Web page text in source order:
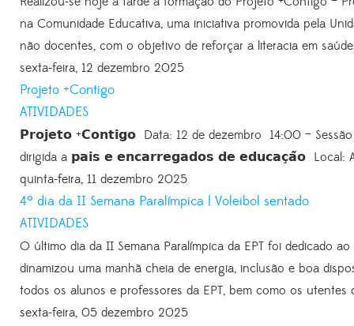
na Comunidade Educativa, uma iniciativa promovida pela
não docentes, com o objetivo de reforçar a literacia em
sexta-feira, 12 dezembro 2025
Projeto +Contigo
ATIVIDADES
𝗣𝗿𝗼𝗷𝗲𝘁𝗼 +𝗖𝗼𝗻𝘁𝗶𝗴𝗼 Data: 12 de dezembro 14:00 –
dirigida a 𝗽𝗮𝗶𝘀 𝗲 𝗲𝗻𝗰𝗮𝗿𝗿𝗲𝗴𝗮𝗱𝗼𝘀 𝗱𝗲 𝗲𝗱𝘂𝗰𝗮𝗰̧𝗮̃𝗼 Local:
quinta-feira, 11 dezembro 2025
4º dia da II Semana Paralímpica | Voleibol sentado
ATIVIDADES
O último dia da II Semana Paralímpica da EPT foi dedicado
dinamizou uma manhã cheia de energia, inclusão e boa
todos os alunos e professores da EPT, bem como os
sexta-feira, 05 dezembro 2025